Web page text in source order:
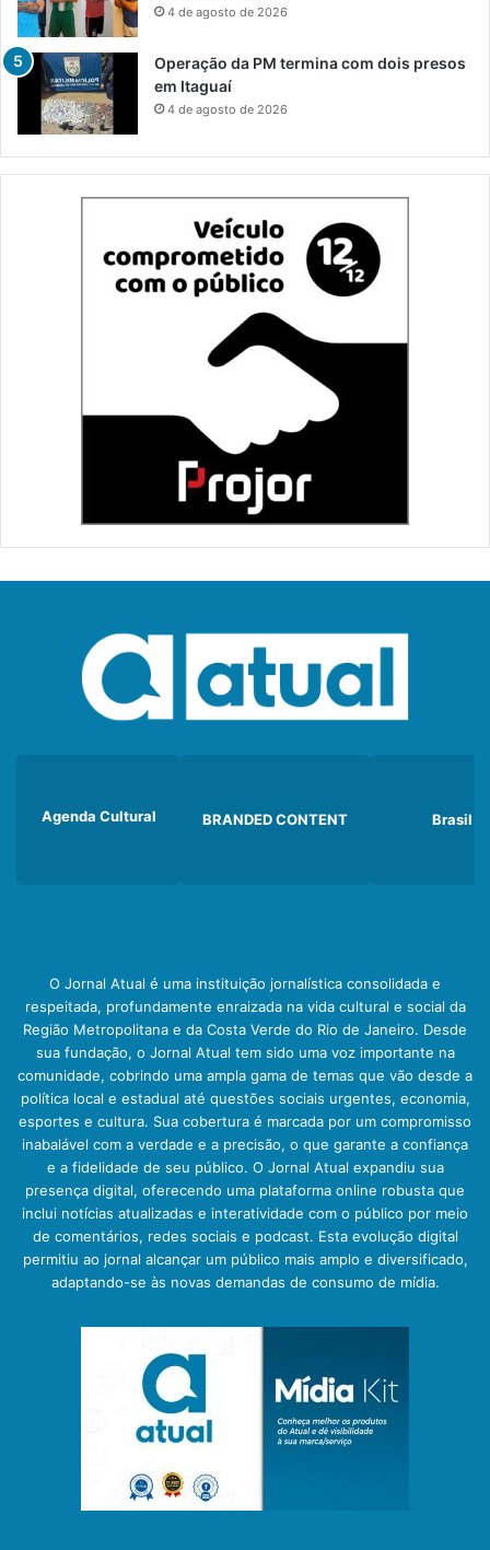
4 de agosto de 2026
Operação da PM termina com dois presos
em Itaguaí
4 de agosto de 2026
Agenda Cultural BRANDED CONTENT Brasil
O Jornal Atual é uma instituição jornalística consolidada e
respeitada, profundamente enraizada na vida cultural e social da
Região Metropolitana e da Costa Verde do Rio de Janeiro. Desde
sua fundação, o Jornal Atual tem sido uma voz importante na
comunidade, cobrindo uma ampla gama de temas que vão desde a
política local e estadual até questões sociais urgentes, economia,
esportes e cultura. Sua cobertura é marcada por um compromisso
inabalável com a verdade e a precisão, o que garante a confiança
e a fidelidade de seu público. O Jornal Atual expandiu sua
presença digital, oferecendo uma plataforma online robusta que
inclui notícias atualizadas e interatividade com o público por meio
de comentários, redes sociais e podcast. Esta evolução digital
permitiu ao jornal alcançar um público mais amplo e diversificado,
adaptando-se às novas demandas de consumo de mídia.